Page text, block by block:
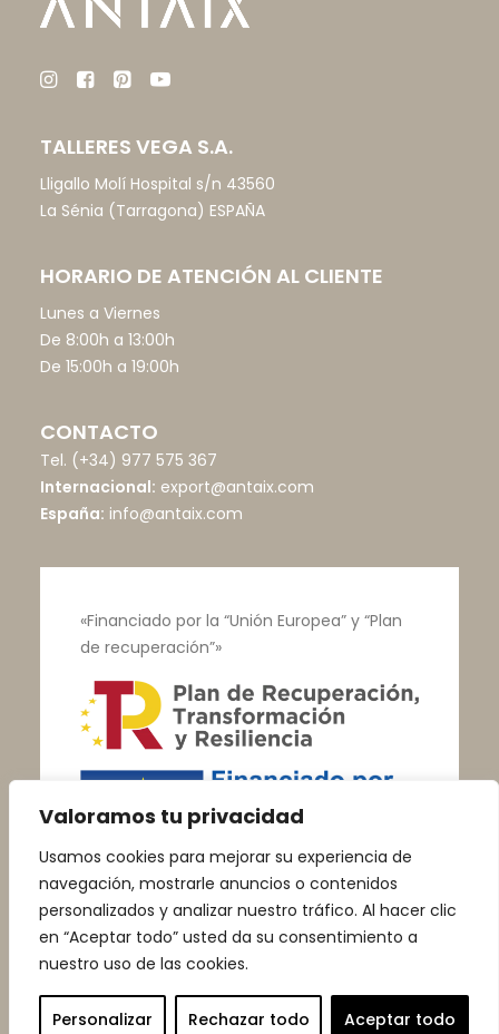
Valoramos tu privacidad
Usamos cookies para mejorar su experiencia de
navegación, mostrarle anuncios o contenidos
personalizados y analizar nuestro tráfico. Al hacer clic
en “Aceptar todo” usted da su consentimiento a
nuestro uso de las cookies.
Personalizar Rechazar todo Aceptar todo
TALLERES VEGA S.A.
Lligallo Molí Hospital s/n 43560
La Sénia (Tarragona) ESPAÑA
HORARIO DE ATENCIÓN AL CLIENTE
Lunes a Viernes
De 8:00h a 13:00h
De 15:00h a 19:00h
CONTACTO
Tel. (+34) 977 575 367
Internacional: export@antaix.com
España: info@antaix.com
«Financiado por la “Unión Europea” y “Plan
de recuperación”»
Privacidad|Política de Cookies